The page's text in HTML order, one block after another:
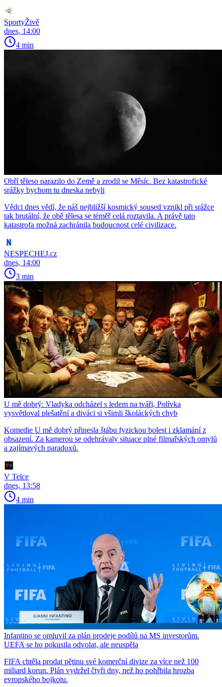
SportyŽivě
dnes, 14:00
4 min
Obří těleso narazilo do Země a zrodil se Měsíc. Bez katastrofické
srážky bychom tu dneska nebyli
Vědci dnes vědí, že náš nejbližší kosmický soused vznikl při srážce
tak brutální, že obě tělesa se téměř celá roztavila. A právě tato
katastrofa možná zachránila budoucnost celé civilizace.
NESPECHEJ.cz
dnes, 14:00
3 min
U mě dobrý: Vladyka odcházel s ledem na tváři, Polívka
vysvětloval plešatění a diváci si všimli školáckých chyb
Komedie U mě dobrý přinesla štábu fyzickou bolest i zklamání z
obsazení. Za kamerou se odehrávaly situace plné filmařských omylů
a zajímavých paradoxů.
V Telce
dnes, 13:58
4 min
Infantino se omluvil za plán prodeje podílů na MS investorům.
UEFA se ho pokusila odvolat, ale neuspěla
FIFA chtěla prodat pětinu své komerční divize za více než 100
miliard korun. Plán vydržel čtyři dny, než ho pohřbila hrozba
evropského bojkotu.